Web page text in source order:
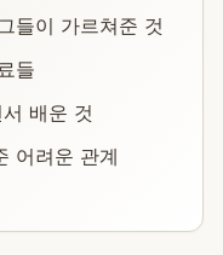
들이 가르쳐준 것
들
배운 것
어려운 관계